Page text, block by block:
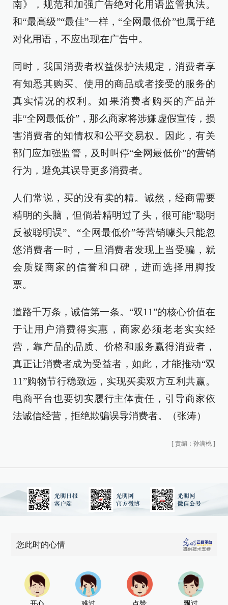
南》，规范和加强广告绝对化用语监管执法。
和“最高级”“最佳”一样，“全网最低价”也属于绝
对化用语，不应出现在广告中。
同时，我国消费者权益保护法规定，消费者享
有知悉其购买、使用的商品或者接受的服务的
真实情况的权利。如果消费者购买的产品并
非“全网最低价”，那么商家将涉嫌虚假宣传，损
害消费者的知情权和公平交易权。因此，有关
部门应加强监管，及时叫停“全网最低价”的营销
行为，避免其误导更多消费者。
人们常说，买的没有卖的精。诚然，经商需要
精明的头脑，但倘若精明过了头，很可能“聪明
反被聪明误”。“全网最低价”等营销噱头只能忽
悠消费者一时，一旦消费者发现上当受骗，就
会质疑商家的信誉和口碑，进而选择用脚投
票。
道路千万条，诚信第一条。“双11”的核心价值在
于让用户消费得实惠，商家必须老老实实经
营，靠产品的品质、价格和服务赢得消费者，
真正让消费者成为受益者，如此，才能推动“双
11”购物节行稳致远，实现买卖双方互利共赢。
电商平台也要切实履行主体责任，引导商家依
法诚信经营，拒绝欺骗误导消费者。（张涛）
[ 责编：孙满桃 ]
您此时的心情